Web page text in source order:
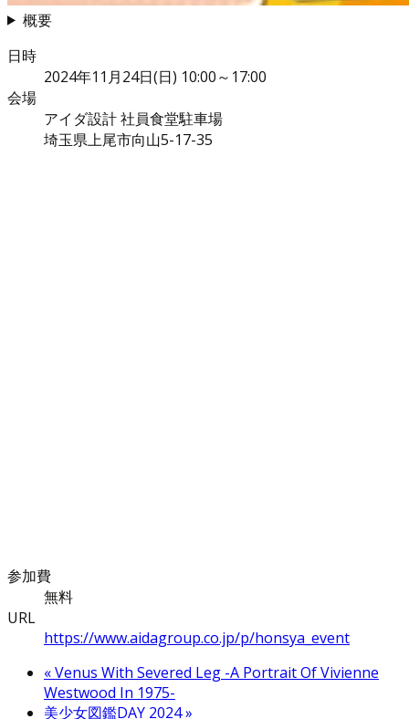
概要
日時
2024年11月24日(日) 10:00～17:00
会場
アイダ設計 社員食堂駐車場
埼玉県上尾市向山5-17-35
参加費
無料
URL
https://www.aidagroup.co.jp/p/honsya_event
«Venus With Severed Leg -A Portrait Of Vivienne
Westwood In 1975-
美少女図鑑DAY 2024»